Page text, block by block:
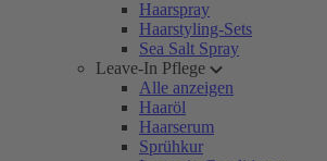
Haarspray
Haarstyling-Sets
Sea Salt Spray
Leave-In Pflege
Alle anzeigen
Haaröl
Haarserum
Sprühkur